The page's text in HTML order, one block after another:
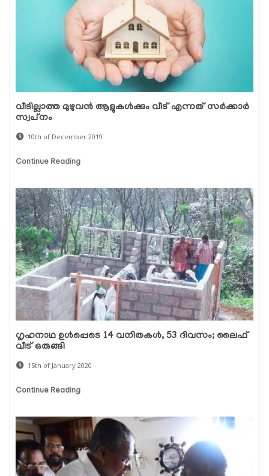
വീടില്ലാത്ത മുഴുവന്‍ ആളുകള്‍ക്കും വീട് എന്നത് സര്‍ക്കാര്‍
സ്വപ്‌നം
10th of December 2019
Continue Reading
ഗൃഹനാഥ ഉള്‍പ്പെടെ 14 വനിതകള്‍, 53 ദിവസം; ലൈഫ്
വീട് ഒരുങ്ങി
15th of January 2020
Continue Reading